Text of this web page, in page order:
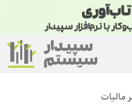
مالیات